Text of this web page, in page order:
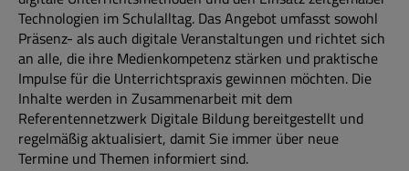
Technologien im Schulalltag. Das Angebot umfasst sowohl
Präsenz- als auch digitale Veranstaltungen und richtet sich
an alle, die ihre Medienkompetenz stärken und praktische
Impulse für die Unterrichtspraxis gewinnen möchten. Die
Inhalte werden in Zusammenarbeit mit dem
Referentennetzwerk Digitale Bildung bereitgestellt und
regelmäßig aktualisiert, damit Sie immer über neue
Termine und Themen informiert sind.